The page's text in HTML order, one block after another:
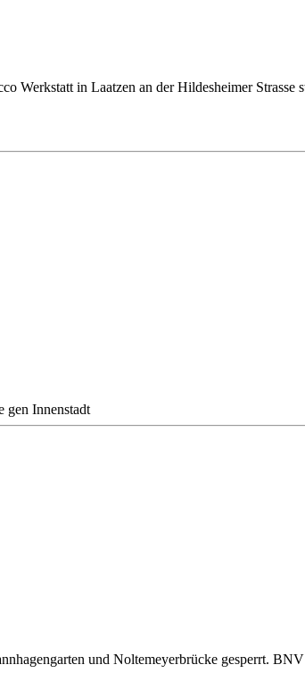
Werkstatt in Laatzen an der Hildesheimer Strasse
gen Innenstadt
und Noltemeyerbrücke gesperrt.